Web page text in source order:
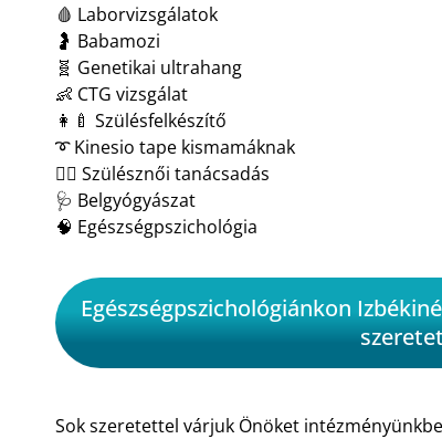
🩸 Laborvizsgálatok
🤰 Babamozi
🧬 Genetikai ultrahang
👶 CTG vizsgálat
👩‍🍼 Szülésfelkészítő
➰ Kinesio tape kismamáknak
👩‍⚕️ Szülésznői tanácsadás
🩺 Belgyógyászat
🧠 Egészségpszichológia
Egészségpszichológiánkon
Sok szeretettel várjuk Önöket